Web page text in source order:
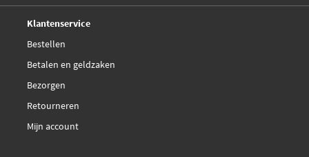
Klantenservice
Bestellen
Betalen en geldzaken
Bezorgen
Retourneren
Mijn account